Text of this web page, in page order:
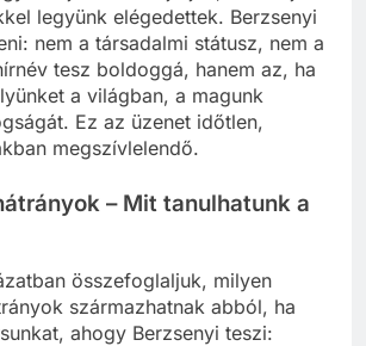
legyünk elégedettek. Berzsenyi
nem a társadalmi státusz, nem a
tesz boldoggá, hanem az, ha
a világban, a magunk
Ez az üzenet időtlen,
megszívlelendő.
– Mit tanulhatunk a
összefoglaljuk, milyen
származhatnak abból, ha
ahogy Berzsenyi teszi: